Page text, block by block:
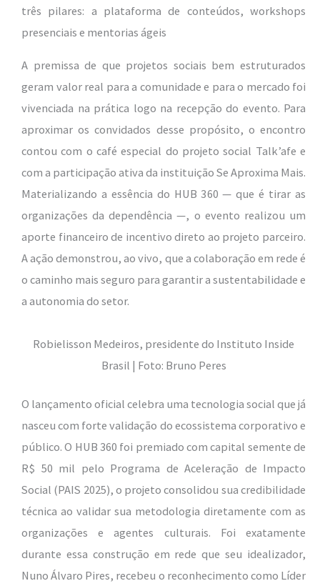
três pilares: a plataforma de conteúdos, workshops
presenciais e mentorias ágeis
A premissa de que projetos sociais bem estruturados
geram valor real para a comunidade e para o mercado foi
vivenciada na prática logo na recepção do evento. Para
aproximar os convidados desse propósito, o encontro
contou com o café especial do projeto social Talk’afe e
com a participação ativa da instituição Se Aproxima Mais.
Materializando a essência do HUB 360 — que é tirar as
organizações da dependência —, o evento realizou um
aporte financeiro de incentivo direto ao projeto parceiro.
A ação demonstrou, ao vivo, que a colaboração em rede é
o caminho mais seguro para garantir a sustentabilidade e
a autonomia do setor.
Robielisson Medeiros, presidente do Instituto Inside
Brasil | Foto: Bruno Peres
O lançamento oficial celebra uma tecnologia social que já
nasceu com forte validação do ecossistema corporativo e
público. O HUB 360 foi premiado com capital semente de
R$ 50 mil pelo Programa de Aceleração de Impacto
Social (PAIS 2025), o projeto consolidou sua credibilidade
técnica ao validar sua metodologia diretamente com as
organizações e agentes culturais. Foi exatamente
durante essa construção em rede que seu idealizador,
Nuno Álvaro Pires, recebeu o reconhecimento como Líder